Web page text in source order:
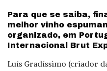
Para que se saiba,
melhor vinho
organizado, em
Internacional Brut
Luís Gradíssimo (criador